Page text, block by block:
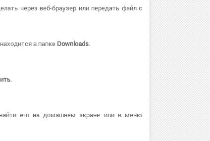
через веб-браузер или передать файл с
в папке Downloads.
.
его на домашнем экране или в меню